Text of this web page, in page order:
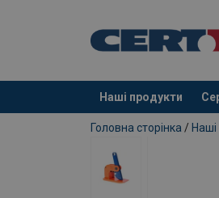
Наші продукти
added to your quote
Головна сторінка /